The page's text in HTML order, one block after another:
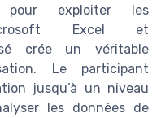
pour exploiter les
Excel et
crée un véritable
Le participant
jusqu’à un niveau
les données de